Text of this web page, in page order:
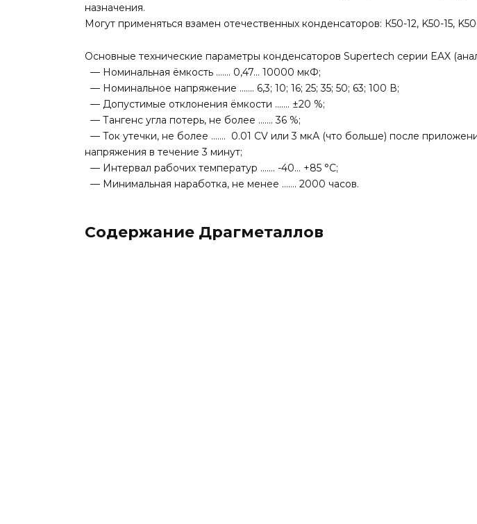
назначения.
Могут применяться взамен отечественных конденсаторов: К50-12, K50-15,
Основные технические параметры конденсаторов Supertech серии EAX
— Номинальная ёмкость ……. 0,47… 10000 мкФ;
— Номинальное напряжение ……. 6,3; 10; 16; 25; 35; 50; 63; 100 В;
— Допустимые отклонения ёмкости ……. ±20 %;
— Тангенс угла потерь, не более ……. 36 %;
— Ток утечки, не более ……. 0.01 CV или 3 мкА (что больше) после
напряжения в течение 3 минут;
— Интервал рабочих температур ……. -40… +85 °С;
— Минимальная наработка, не менее ……. 2000 часов.
Содержание Драгметаллов